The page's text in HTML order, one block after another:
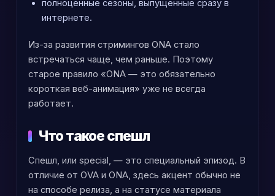
полноценные сезоны, выпущенные сразу в
интернете.
Из-за развития стримингов ONA стало
встречаться чаще, чем раньше. Поэтому
старое правило «ONA — это обязательно
короткая веб-анимация» уже не всегда
работает.
Что такое спешл
Спешл, или special, — это специальный эпизод. В
отличие от OVA и ONA, здесь акцент обычно не
на способе релиза, а на статусе материала